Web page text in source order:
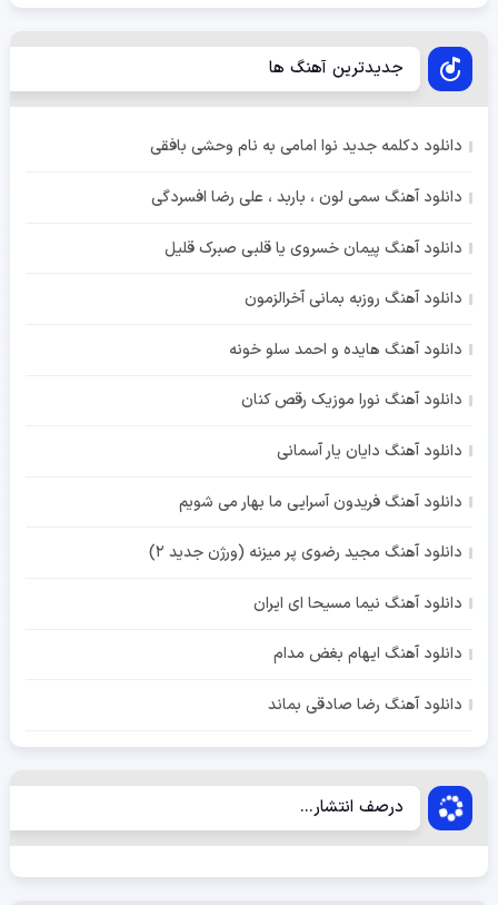
جدیدترین آهنگ ها
دانلود دکلمه جدید نوا امامی به نام وحشی بافقی
دانلود آهنگ سمی لون ، باربد ، علی رضا افسردگی
دانلود آهنگ پیمان خسروی یا قلبی صبرک قلیل
دانلود آهنگ روزبه بمانی آخرالزمون
دانلود آهنگ هایده و احمد سلو خونه
دانلود آهنگ نورا موزیک رقص کنان
دانلود آهنگ دایان یار آسمانی
دانلود آهنگ فریدون آسرایی ما بهار می شویم
دانلود آهنگ مجید رضوی پر میزنه (ورژن جدید 2)
دانلود آهنگ نیما مسیحا ای ایران
دانلود آهنگ ایهام بغض مدام
دانلود آهنگ رضا صادقی بماند
درصف انتشار...